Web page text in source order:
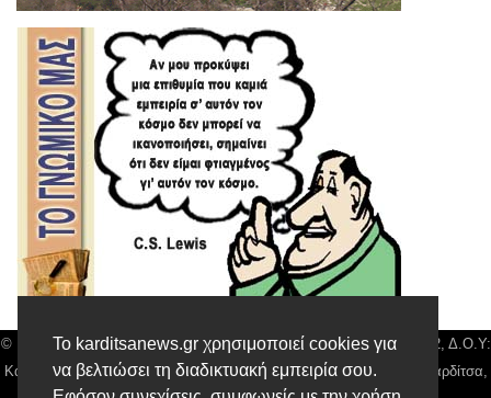
Το karditsanews.gr χρησιμοποιεί cookies για
να βελτιώσει τη διαδικτυακή εμπειρία σου.
© Karditsa News | Διακριτικός Τίτλος: Orion Media, ΑΦΜ: 043750542, Δ.Ο.Υ:
Καρδίτσας, Αρ. Γεμή: 018804431000, Δ/νση: Διάκου 10 τ.κ 43132 Καρδίτσα,